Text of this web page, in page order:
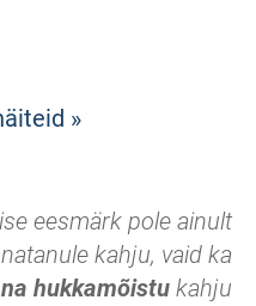
»
eesmärk pole ainult
kahju, vaid ka
hukkamõistu kahju